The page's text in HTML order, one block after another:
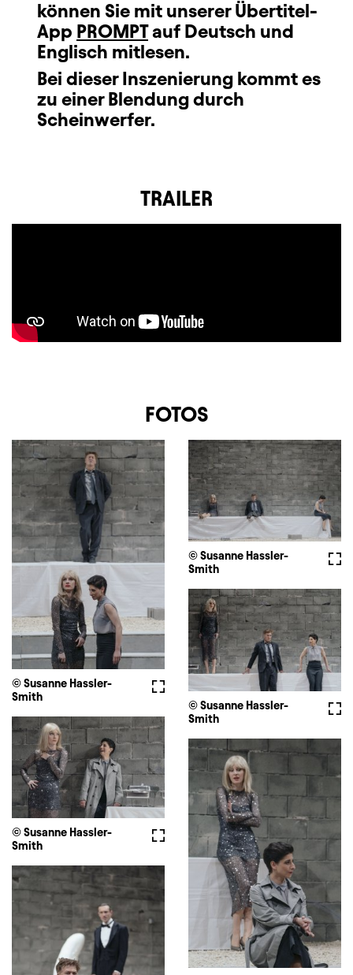
können Sie mit unserer Übertitel-
App PROMPTauf Deutsch und
Englisch mitlesen.
Bei dieser Inszenierung kommt es
zu einer Blendung durch
Scheinwerfer.
TRAILER
FOTOS
Vollbild
© Susanne Hassler-
Smith
© Susanne Hassler-
Smith
© Susanne Hassler-
Smith
Vollbild
© Susanne Hassler-
Smith